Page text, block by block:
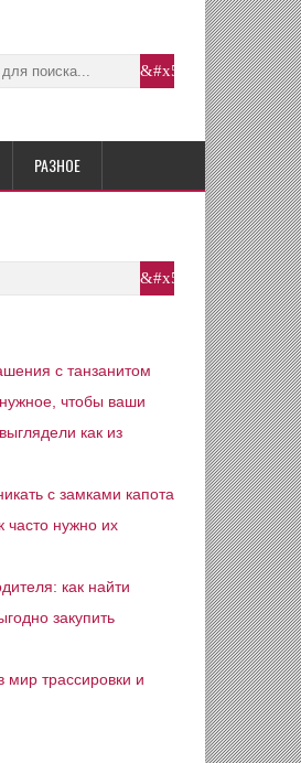
РАЗНОЕ
с танзанитом
чтобы ваши
как из
с замками капота
часто нужно их
как найти
закупить
мир трассировки и